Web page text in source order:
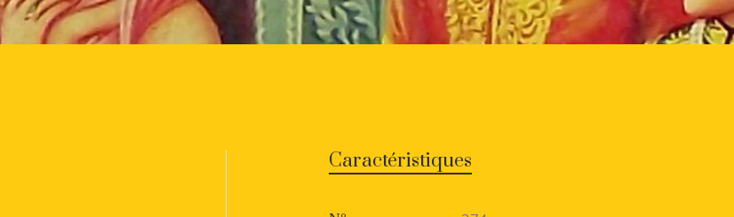
Caractéristiques